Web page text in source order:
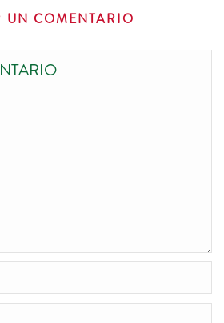
UN COMENTARIO